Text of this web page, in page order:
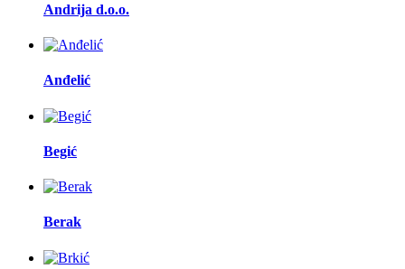
Andrija d.o.o.
Anđelić
Begić
Berak